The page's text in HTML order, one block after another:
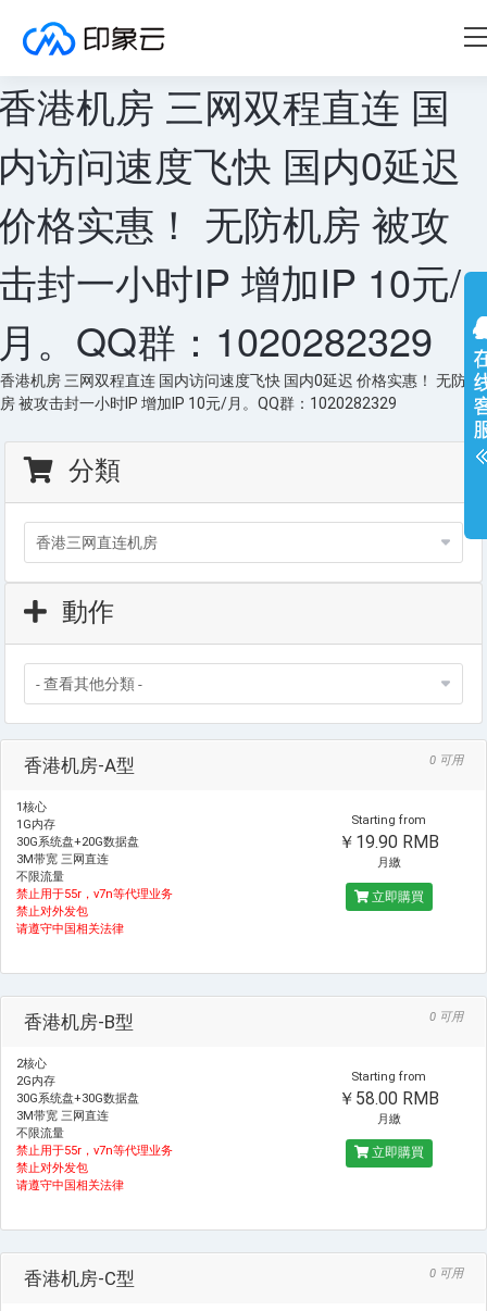
港机房 三网双程直连 国
访问速度飞快 国内0延迟
格实惠！ 无防机房 被攻
封一小时IP 增加IP 10元/
。QQ群：1020282329
香港机房 三网双程直连 国内访问速度飞快 国内0延迟 价格实惠！ 无防机
房 被攻击封一小时IP 增加IP 10元/月。QQ群：1020282329
分類
動作
香港机房-A型 0 可用
1核心
1G内存
30G系统盘+20G数据盘
3M带宽 三网直连
不限流量
禁止用于55r，v7n等代理业务
禁止对外发包
请遵守中国相关法律
Starting from
￥19.90 RMB
月繳
立即購買
香港机房-B型 0 可用
2核心
2G内存
30G系统盘+30G数据盘
3M带宽 三网直连
不限流量
禁止用于55r，v7n等代理业务
禁止对外发包
请遵守中国相关法律
Starting from
￥58.00 RMB
月繳
立即購買
香港机房-C型 0 可用